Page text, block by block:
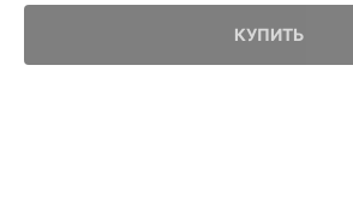
КУПИТЬ